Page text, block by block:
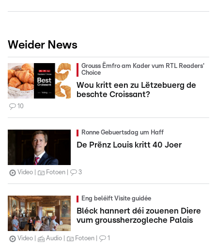
Weider News
Grouss Ëmfro am Kader vum RTL Readers'
Choice
Wou kritt een zu Lëtzebuerg de
beschte Croissant?
10
Ronne Gebuertsdag um Haff
De Prënz Louis kritt 40 Joer
Video Fotoen 3
Eng beléift Visite guidée
Bléck hannert déi zouenen Diere
vum groussherzogleche Palais
Video Audio Fotoen 1